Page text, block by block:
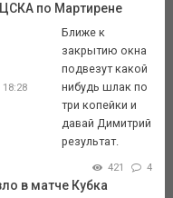
по Мартирене
Ближе к
закрытию окна
подвезут какой
нибудь шлак по
три копейки и
давай Димитрий
результат.
421 4
в матче Кубка